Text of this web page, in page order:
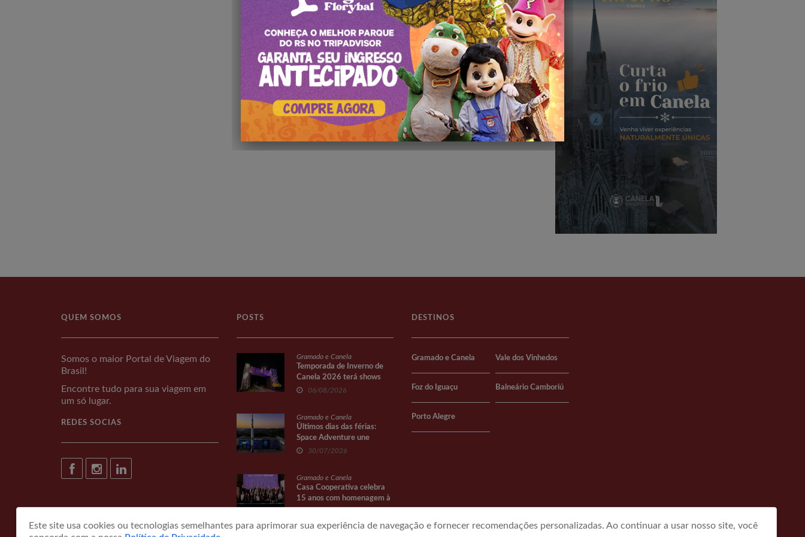
QUEM SOMOS
Somos o maior Portal de Viagem do
Brasil!
Encontre tudo para sua viagem em
um só lugar.
REDES SOCIAS
POSTS
Gramado e Canela
Temporada de Inverno de
Canela 2026 terá shows
gratuitos na Praça João
06/08/2026
Gramado e Canela
Últimos dias das férias:
Space Adventure une
diversão e conhecimento
30/07/2026
Gramado e Canela
Casa Cooperativa celebra
15 anos com homenagem à
história do cooperativismo
DESTINOS
Gramado e Canela Vale dos Vinhedos
Foz do Iguaçu Balneário Camboriú
Porto Alegre
Este site usa cookies ou tecnologias semelhantes para aprimorar sua experiência de navegação e fornecer recomendações personalizadas. Ao continuar a usar nosso site, você